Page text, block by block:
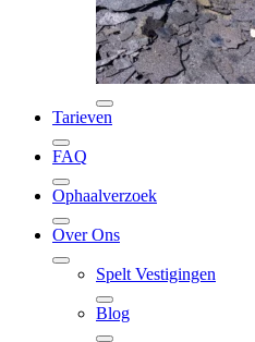
Tarieven
FAQ
Ophaalverzoek
Over Ons
Spelt Vestigingen
Blog